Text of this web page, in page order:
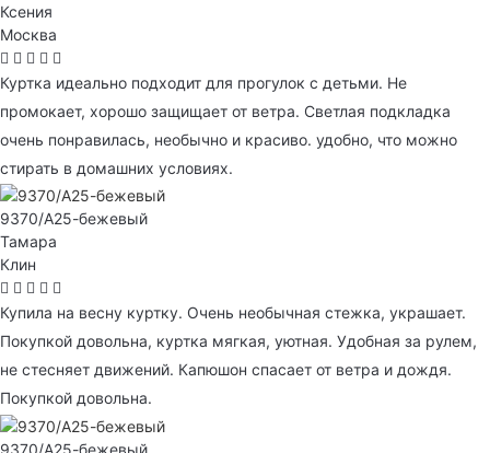
Ксения
Москва
Куртка идеально подходит для прогулок с детьми. Не
промокает, хорошо защищает от ветра. Светлая подкладка
очень понравилась, необычно и красиво. удобно, что можно
стирать в домашних условиях.
9370/А25-бежевый
Тамара
Клин
Купила на весну куртку. Очень необычная стежка, украшает.
Покупкой довольна, куртка мягкая, уютная. Удобная за рулем,
не стесняет движений. Капюшон спасает от ветра и дождя.
Покупкой довольна.
9370/А25-бежевый